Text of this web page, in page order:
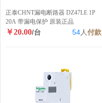
正泰CHNT漏电断路器 DZ47LE 1P
20A 带漏电保护 原装正品
￥20.00/台 54人付款